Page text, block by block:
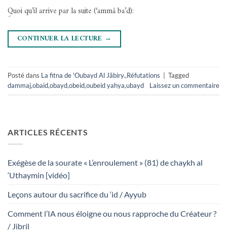
ِQuoi qu’il arrive par la suite (‘ammâ ba’d):
CONTINUER LA LECTURE →
Posté dans La fitna de 'Oubayd Al Jâbiry.,Réfutations
Tagged
dammaj,obaid,obayd,obeid,oubeid yahya,ubayd Laissez un commentaire
ARTICLES RÉCENTS
Exégèse de la sourate « L’enroulement » (81) de chaykh al
‘Uthaymin [vidéo]
Leçons autour du sacrifice du ‘id / Ayyub
Comment l’IA nous éloigne ou nous rapproche du Créateur ?
/ Jibril